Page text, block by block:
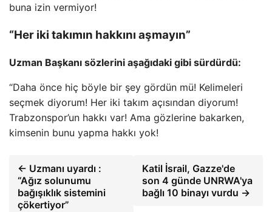
buna izin vermiyor!
“Her iki takımın hakkını aşmayın”
Uzman Başkanı sözlerini aşağıdaki gibi sürdürdü:
“Daha önce hiç böyle bir şey gördün mü! Kelimeleri
seçmek diyorum! Her iki takım açısından diyorum!
Trabzonspor’un hakkı var! Ama gözlerine bakarken,
kimsenin bunu yapma hakkı yok!
← Uzmanı uyardı :
“Ağız solunumu
bağışıklık sistemini
çökertiyor”
Katil İsrail, Gazze'de
son 4 günde UNRWA'ya
bağlı 10 binayı vurdu →